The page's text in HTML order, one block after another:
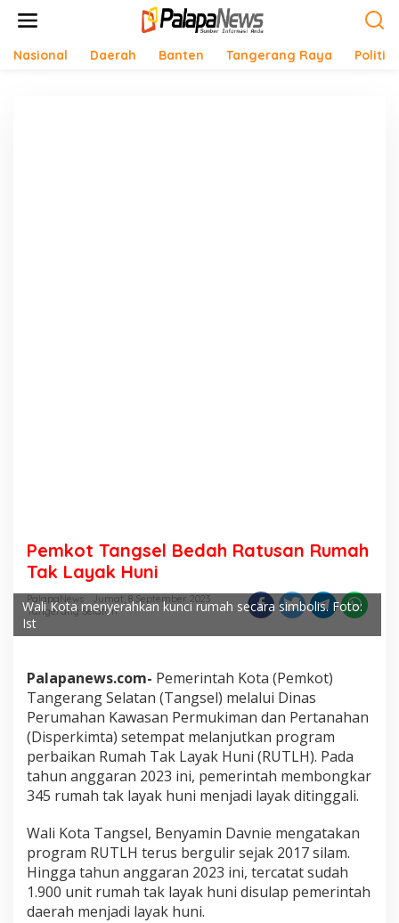
Nasional Daerah Banten Tangerang Raya Politik
Pemkot Tangsel Bedah Ratusan Rumah
Tak Layak Huni
PalapaNews
Jumat, 8 September 2023
Tangerang Selatan
Wali Kota menyerahkan kunci rumah secara simbolis. Foto:
Ist
Palapanews.com- Pemerintah Kota (Pemkot)
Tangerang Selatan (Tangsel) melalui Dinas
Perumahan Kawasan Permukiman dan Pertanahan
(Disperkimta) setempat melanjutkan program
perbaikan Rumah Tak Layak Huni (RUTLH). Pada
tahun anggaran 2023 ini, pemerintah membongkar
345 rumah tak layak huni menjadi layak ditinggali.
Wali Kota Tangsel, Benyamin Davnie mengatakan
program RUTLH terus bergulir sejak 2017 silam.
Hingga tahun anggaran 2023 ini, tercatat sudah
1.900 unit rumah tak layak huni disulap pemerintah
daerah menjadi layak huni.